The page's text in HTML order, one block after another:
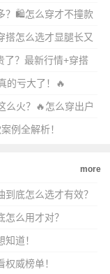
？🛍️怎么穿才不撞款
搭怎么选才显腿长又
了？最新行情+穿搭
的亏大了！🔥
么火？🔥怎么穿出户
例全解析！
more
底怎么选才有效？
么用才对？
道！
威榜单！